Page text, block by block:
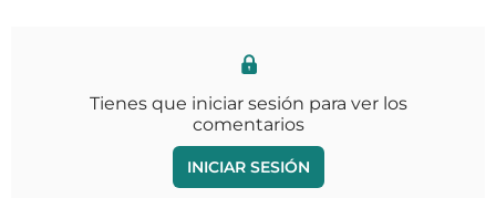
Tienes que iniciar sesión para ver los
comentarios
INICIAR SESIÓN